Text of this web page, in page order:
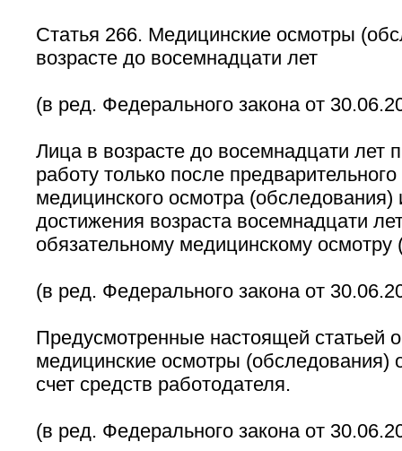
Статья 266. Медицинские осмотры
возрасте до восемнадцати лет
(в ред. Федерального закона от
Лица в возрасте до восемнадцати лет
работу только после предварительного
медицинского осмотра
достижения возраста восемнадцати
обязательному медицинскому
(в ред. Федерального закона от
Предусмотренные настоящей статьей
медицинские осмотры (обследования)
счет средств работодателя.
(в ред. Федерального закона от